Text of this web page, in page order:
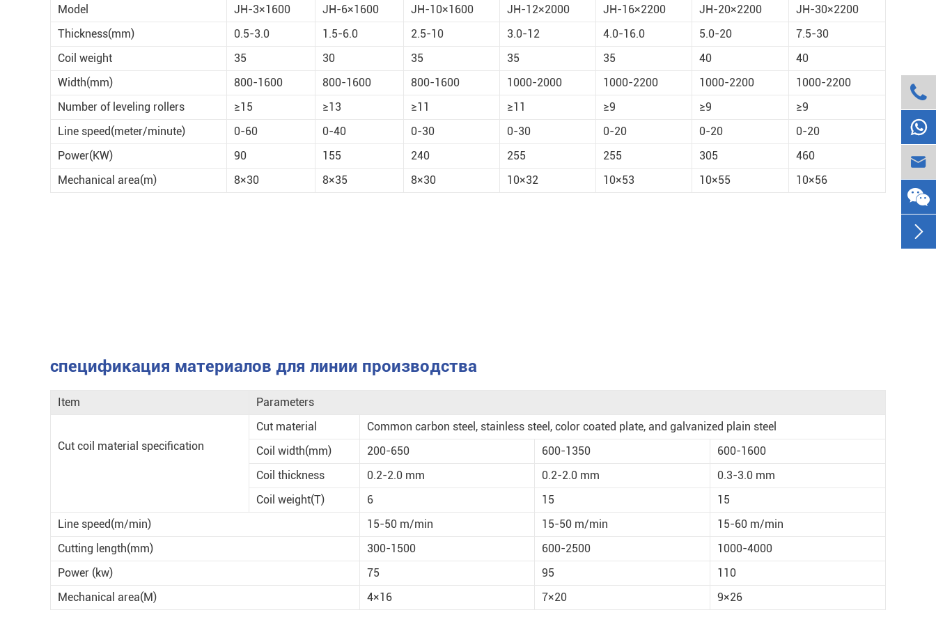
Model JH-3×1600 JH-6×1600 JH-10×1600 JH-12×2000 JH-16×2200 JH-20×2200
JH-30×2200
Thickness(mm)
0.5-3.0 1.5-6.0 2.5-10 3.0-12 4.0-16.0 5.0-20
7.5-30
Coil weight
35 30 35 35 35 40
40
Width(mm)
800-1600 800-1600 800-1600 1000-2000 1000-2200 1000-2200
1000-2200
Number of leveling rollers
≥15 ≥13 ≥11 ≥11 ≥9 ≥9
≥9
Line speed(meter/minute)
0-60 0-40 0-30 0-30 0-20 0-20
0-20
Power(KW)
90 155 240 255 255 305
460
Mechanical area(m)
8×30 8×35 8×30 10×32 10×53 10×55 10×56
спецификация материалов для линии производства
Item Parameters
Cut coil material specification
Cut material
Common carbon steel, stainless steel, color coated plate, and galvanized plain steel
Coil width(mm)
200-650 600-1350
600-1600
Coil thickness
0.2-2.0 mm 0.2-2.0 mm
0.3-3.0 mm
Coil weight(T)
6 15
15
Line speed(m/min)
15-50 m/min 15-50 m/min
15-60 m/min
Cutting length(mm)
300-1500 600-2500
1000-4000
Power (kw)
75 95
110
Mechanical area(M)
4×16 7×20 9×26



